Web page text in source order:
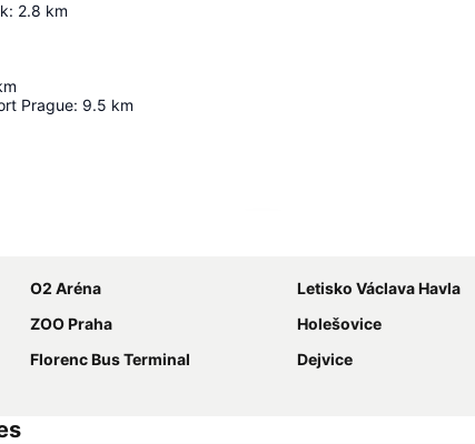
: 2.8 km
Prague: 9.5 km
O2 Aréna
Letisko Václava Havla
ZOO Praha
Holešovice
Florenc Bus Terminal
Dejvice